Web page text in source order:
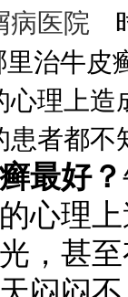
病医院
牛皮癣
理上
患者都不
最好？
心理
，甚